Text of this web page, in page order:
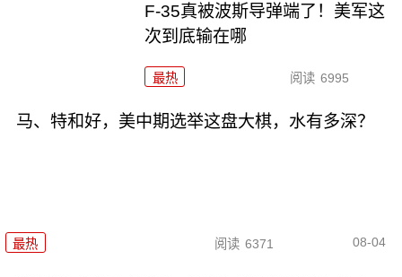
F-35真被波斯导弹端了！美军这
次到底输在哪
最热 阅读 6995
马、特和好，美中期选举这盘大棋，水有多深？
最热 阅读 6371 08-04